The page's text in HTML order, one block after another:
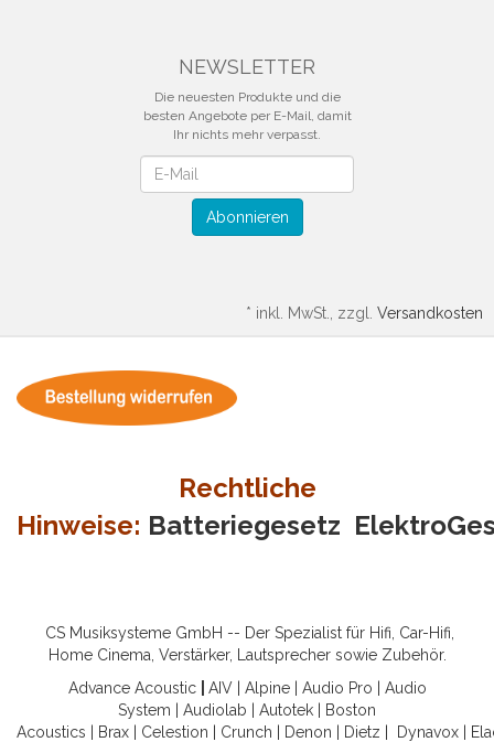
NEWSLETTER
Die neuesten Produkte und die
besten Angebote per E-Mail, damit
Ihr nichts mehr verpasst.
Abonnieren
* inkl. MwSt., zzgl. Versandkosten
Rechtliche
Hinweise: Batteriegesetz
CS Musiksysteme GmbH -- Der Spezialist für Hifi, Car-Hifi,
Home Cinema, Verstärker, Lautsprecher sowie Zubehör.
Advance Acoustic
AIV| Alpine| Audio Pro | Audio
System | Audiolab | Autotek | Boston
Acoustics | Brax | Celestion | Crunch | Denon | Dietz | Dynavox |